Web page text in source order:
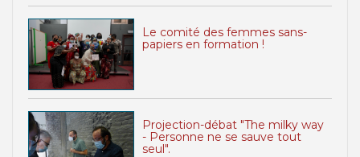
Le comité des femmes sans-
papiers en formation !
Projection-débat "The milky way
- Personne ne se sauve tout
seul".